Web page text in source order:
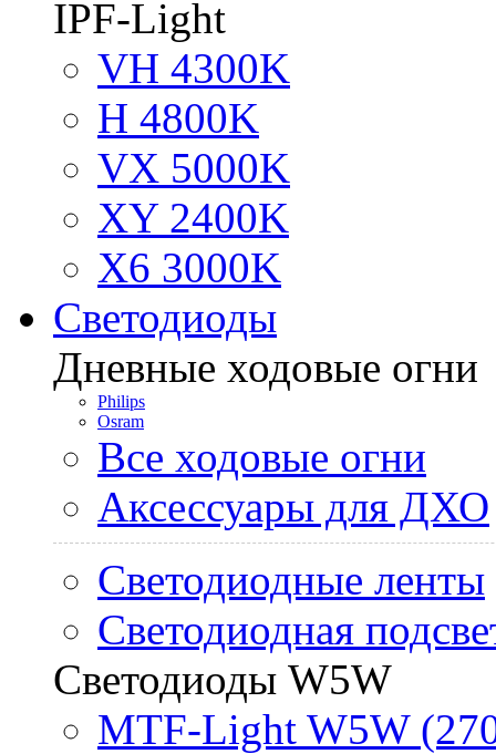
IPF-Light
VH 4300K
H 4800K
VX 5000K
XY 2400K
X6 3000K
Светодиоды
Дневные ходовые огни
Philips
Osram
Все ходовые огни
Аксессуары для ДХО
Светодиодные ленты
Светодиодная
Светодиоды W5W
MTF-Light W5W